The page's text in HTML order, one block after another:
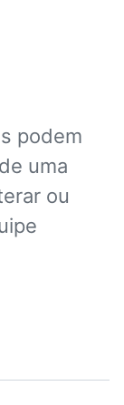
podem
uma
ou